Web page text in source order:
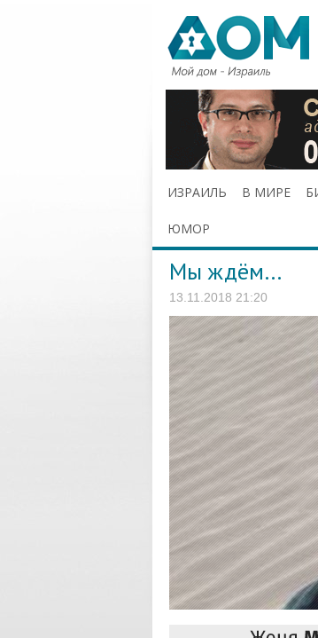
ИЗРАИЛЬ В МИРЕ
ЮМОР
Мы ждём…
13.11.2018 21:20